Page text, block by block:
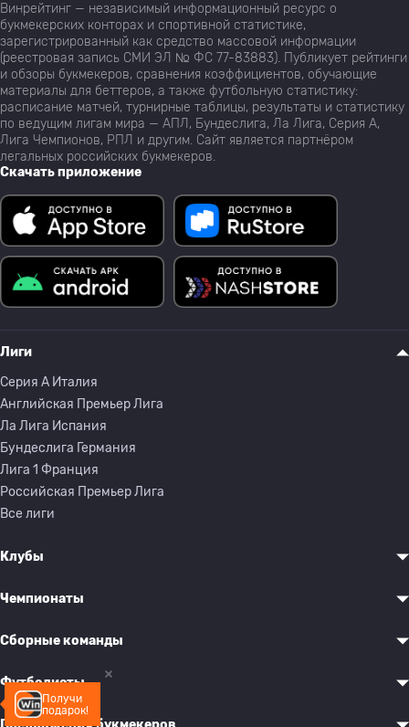
Получи
подарок!
Винрейтинг — независимый информационный ресурс о
букмекерских конторах и спортивной статистике,
зарегистрированный как средство массовой информации
(реестровая запись СМИ ЭЛ № ФС 77-83883). Публикует рейтинги
и обзоры букмекеров, сравнения коэффициентов, обучающие
материалы для беттеров, а также футбольную статистику:
расписание матчей, турнирные таблицы, результаты и статистику
по ведущим лигам мира — АПЛ, Бундеслига, Ла Лига, Серия А,
Лига Чемпионов, РПЛ и другим. Сайт является партнёром
легальных российских букмекеров.
Скачать приложение
Лиги
Серия A Италия
Английская Премьер Лига
Ла Лига Испания
Бундеслига Германия
Лига 1 Франция
Российская Премьер Лига
Все лиги
Клубы
Чемпионаты
Сборные команды
Футболисты